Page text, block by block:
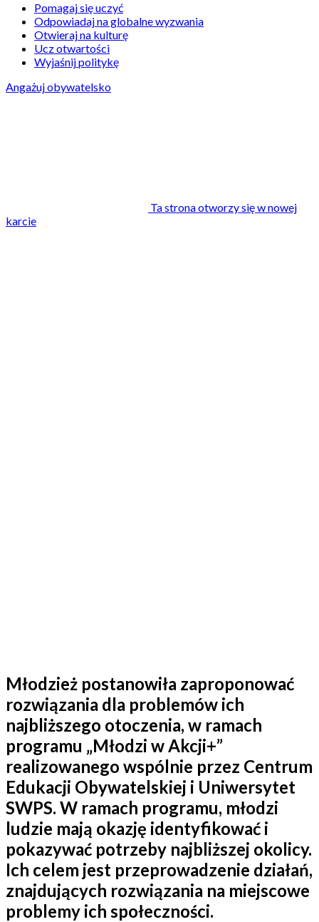
Pomagaj się uczyć
Odpowiadaj na globalne wyzwania
Otwieraj na kulturę
Ucz otwartości
Wyjaśnij politykę
Angażuj obywatelsko
Ta strona otworzy się w nowej
karcie
Młodzież postanowiła zaproponować
rozwiązania dla problemów ich
najbliższego otoczenia, w ramach
programu „Młodzi w Akcji+”
realizowanego wspólnie przez Centrum
Edukacji Obywatelskiej i Uniwersytet
SWPS. W ramach programu, młodzi
ludzie mają okazję identyfikować i
pokazywać potrzeby najbliższej okolicy.
Ich celem jest przeprowadzenie działań,
znajdujących rozwiązania na miejscowe
problemy ich społeczności.